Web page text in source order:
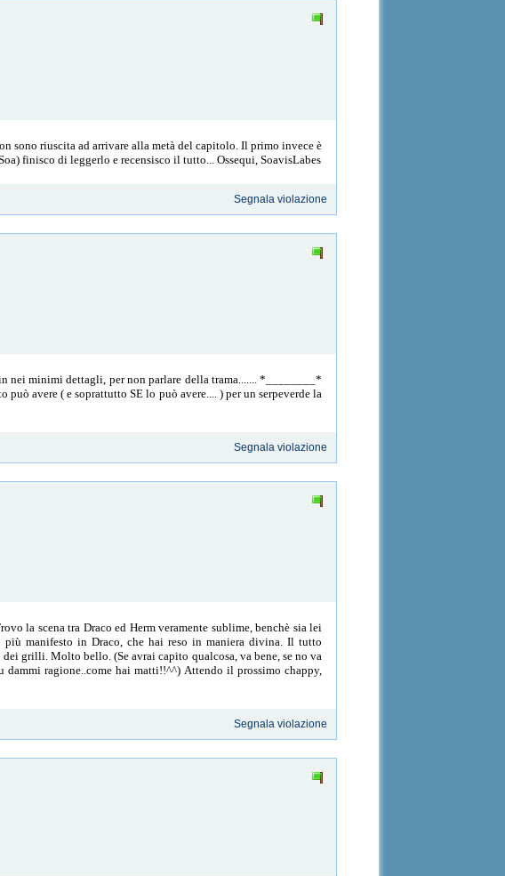
sono riuscita ad arrivare alla metà del capitolo. Il primo invece è
finisco di leggerlo e recensisco il tutto... Ossequi, SoavisLabes
Segnala violazione
nei minimi dettagli, per non parlare della trama....... *________*
avere ( e soprattutto SE lo può avere.... ) per un serpeverde la
Segnala violazione
la scena tra Draco ed Herm veramente sublime, benchè sia lei
più manifesto in Draco, che hai reso in maniera divina. Il tutto
grilli. Molto bello. (Se avrai capito qualcosa, va bene, se no va
ragione..come hai matti!!^^) Attendo il prossimo chappy,
Segnala violazione